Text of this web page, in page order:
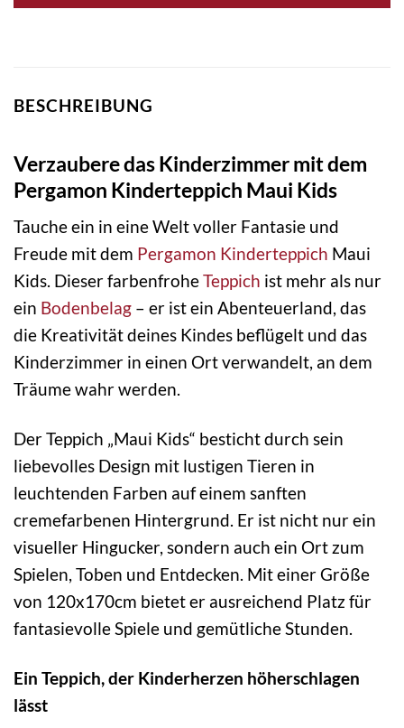
BESCHREIBUNG
Verzaubere das Kinderzimmer mit dem
Pergamon Kinderteppich Maui Kids
Tauche ein in eine Welt voller Fantasie und
Freude mit dem Pergamon Kinderteppich Maui
Kids. Dieser farbenfroheTeppich ist mehr als nur
ein Bodenbelag – er ist ein Abenteuerland, das
die Kreativität deines Kindes beflügelt und das
Kinderzimmer in einen Ort verwandelt, an dem
Träume wahr werden.
Der Teppich „Maui Kids“ besticht durch sein
liebevolles Design mit lustigen Tieren in
leuchtenden Farben auf einem sanften
cremefarbenen Hintergrund. Er ist nicht nur ein
visueller Hingucker, sondern auch ein Ort zum
Spielen, Toben und Entdecken. Mit einer Größe
von 120x170cm bietet er ausreichend Platz für
fantasievolle Spiele und gemütliche Stunden.
Ein Teppich, der Kinderherzen höherschlagen
lässt